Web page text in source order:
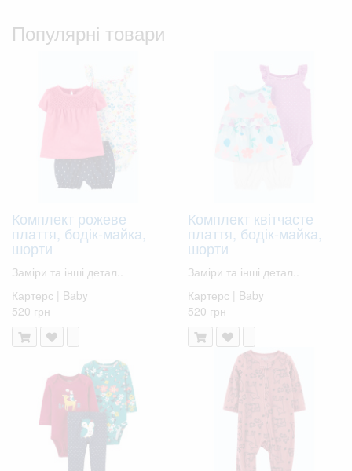
Популярні товари
Комплект рожеве
плаття, бодік-майка,
шорти
Заміри та інші детал..
Картерс | Baby
520 грн
Комплект квітчасте
плаття, бодік-майка,
шорти
Заміри та інші детал..
Картерс | Baby
520 грн